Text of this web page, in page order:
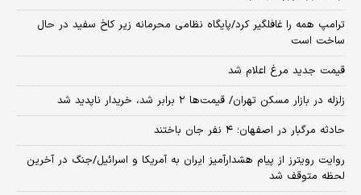
ترامپ همه را غافلگیر کرد/پایگاه نظامی محرمانه زیر کاخ سفید در حال
ساخت است
قیمت جدید مرغ اعلام شد
زلزله در بازار مسکن تهران/ قیمت‌ها ۲ برابر شد، خریدار ناپدید شد
حادثه مرگبار در اصفهان؛ ۴ نفر جان باختند
روایت رویترز از پیام هشدارآمیز ایران به آمریکا و اسرائیل/جنگ در آخرین
لحظه متوقف شد